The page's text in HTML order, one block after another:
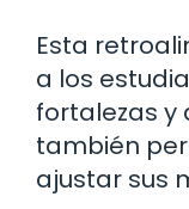
Esta
a los
fortalezas y
también
ajustar sus